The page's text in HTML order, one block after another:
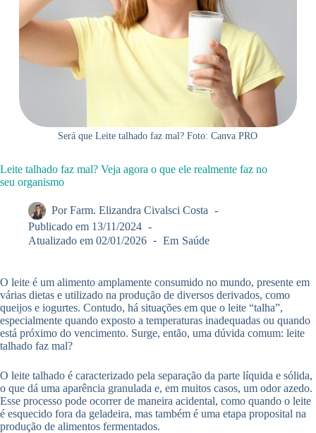
Será que Leite talhado faz mal? Foto: Canva PRO
Leite talhado faz mal? Veja agora o que ele realmente faz no
seu organismo
Por Farm. Elizandra Civalsci Costa
Publicado em 13/11/2024
Atualizado em 02/01/2026 Em Saúde
O leite é um alimento amplamente consumido no mundo, presente em
várias dietas e utilizado na produção de diversos derivados, como
queijos e iogurtes. Contudo, há situações em que o leite “talha”,
especialmente quando exposto a temperaturas inadequadas ou quando
está próximo do vencimento. Surge, então, uma dúvida comum: leite
talhado faz mal?
O leite talhado é caracterizado pela separação da parte líquida e sólida,
o que dá uma aparência granulada e, em muitos casos, um odor azedo.
Esse processo pode ocorrer de maneira acidental, como quando o leite
é esquecido fora da geladeira, mas também é uma etapa proposital na
produção de alimentos fermentados.